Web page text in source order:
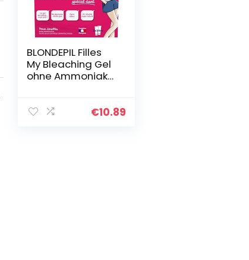
BLONDEPIL Filles
My Bleaching Gel
ohne Ammoniak
Haut, 50 ml
€10.89